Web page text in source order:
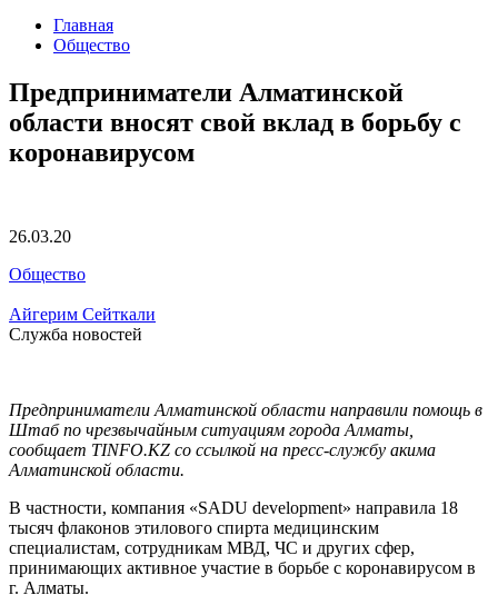
Главная
Общество
Предприниматели Алматинской
области вносят свой вклад в борьбу с
коронавирусом
26.03.20
Общество
Айгерим Сейткали
Служба новостей
Предприниматели Алматинской области направили помощь в
Штаб по чрезвычайным ситуациям города Алматы,
сообщает TINFO.KZ со ссылкой на пресс-службу акима
Алматинской области.
В частности, компания «SADU development» направила 18
тысяч флаконов этилового спирта медицинским
специалистам, сотрудникам МВД, ЧС и других сфер,
принимающих активное участие в борьбе с коронавирусом в
г. Алматы.